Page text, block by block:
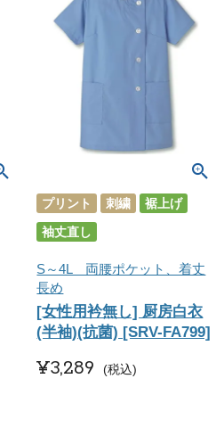
プリント 刺繍
裾上げ
袖丈直し
S～4L 両腰ポケット、着丈
長め
[女性用衿無し] 厨房白衣
(半袖)(抗菌) [SRV-FA799]
¥3,289 税込